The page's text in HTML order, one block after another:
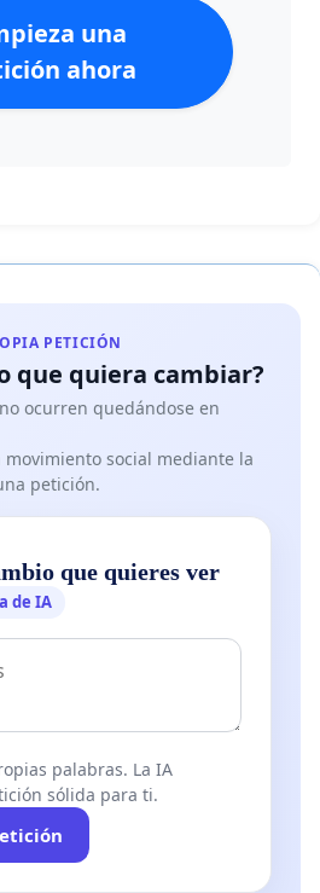
una
ahora
PETICIÓN
que quiera cambiar?
ocurren quedándose en
movimiento social mediante la
petición.
que quieres ver
de IA
palabras. La IA
sólida para ti.